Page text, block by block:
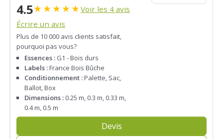
4.5★★★★★Voir les 4 avis
Écrire un avis
Plus de 10 000 avis clients satisfait,
pourquoi pas vous?
Essences : G1 - Bois durs
Labels :France Bois Bûche
Conditionnement :Palette, Sac,
Ballot, Box
Dimensions : 0.25 m, 0.3 m, 0.33 m,
0.4 m, 0.5 m
Devis